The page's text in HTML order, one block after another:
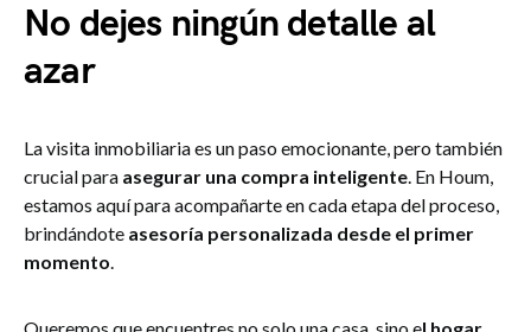
No dejes ningún detalle al
azar
La visita inmobiliaria es un paso emocionante, pero también
crucial para asegurar una compra inteligente. En Houm,
estamos aquí para acompañarte en cada etapa del proceso,
brindándote asesoría personalizada desde el primer
momento.